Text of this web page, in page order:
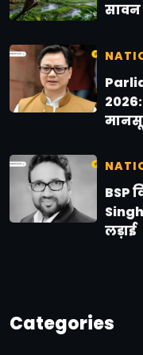
सावन
BSP
लड़ाई
Categories